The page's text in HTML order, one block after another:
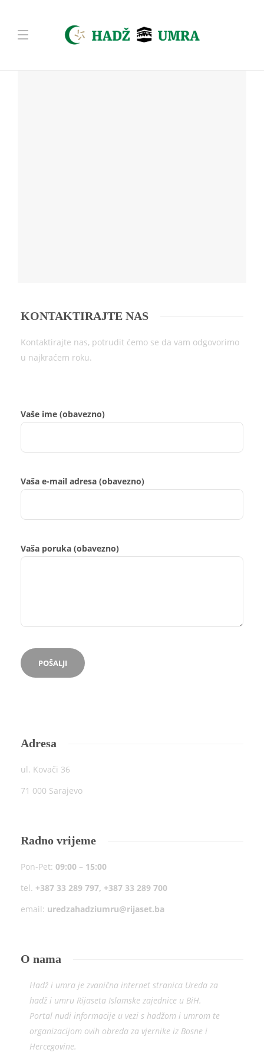
KONTAKTIRAJTE NAS
Kontaktirajte nas, potrudit ćemo se da vam odgovorimo
u najkraćem roku.
Vaše ime (obavezno)
Vaša e-mail adresa (obavezno)
Vaša poruka (obavezno)
Adresa
ul. Kovači 36
71 000 Sarajevo
Radno vrijeme
Pon-Pet: 09:00 – 15:00
tel. +387 33 289 797, +387 33 289 700
email: uredzahadziumru@rijaset.ba
O nama
Hadž i umra je zvanična internet stranica Ureda za
hadž i umru Rijaseta Islamske zajednice u BiH.
Portal nudi informacije u vezi s hadžom i umrom te
organizacijom ovih obreda za vjernike iz Bosne i
Hercegovine.